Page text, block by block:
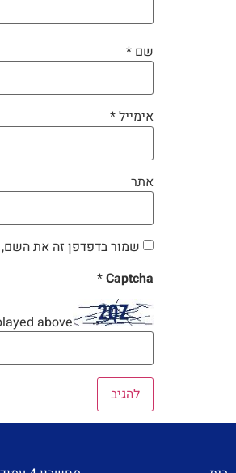
שם *
אימייל*
אתר
שמור בדפדפן זה את
Captcha
*
above: